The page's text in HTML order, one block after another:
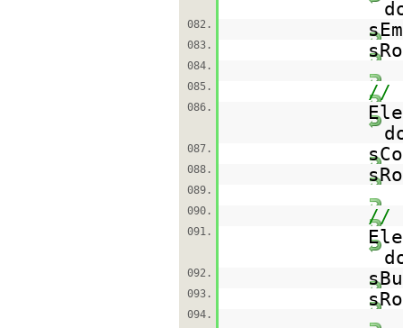
082.
083.
084.
085.
//
086.
087.
088.
089.
090.
//
091.
092.
093.
094.